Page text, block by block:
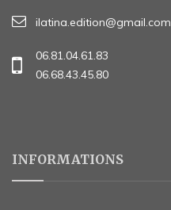
ilatina.edition@gmail.com
06.81.04.61.83
06.68.43.45.80
INFORMATIONS